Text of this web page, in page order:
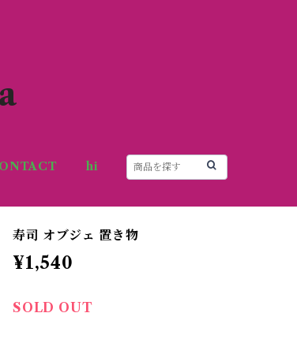
hi
寿司 オブジェ 置き物
¥1,540
SOLD OUT